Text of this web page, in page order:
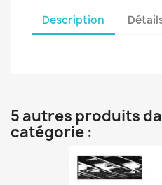
Description
5 autres produits
catégorie :